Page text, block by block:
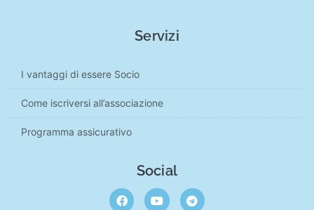
Servizi
I vantaggi di essere Socio
Come iscriversi all’associazione
Programma assicurativo
Social